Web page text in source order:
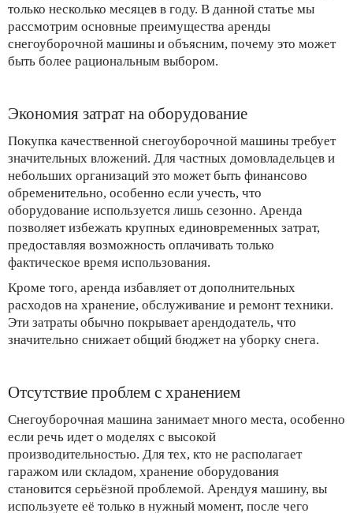
только несколько месяцев в году. В данной статье мы
рассмотрим основные преимущества аренды
снегоуборочной машины и объясним, почему это может
быть более рациональным выбором.
Экономия затрат на оборудование
Покупка качественной снегоуборочной машины требует
значительных вложений. Для частных домовладельцев и
небольших организаций это может быть финансово
обременительно, особенно если учесть, что
оборудование используется лишь сезонно. Аренда
позволяет избежать крупных единовременных затрат,
предоставляя возможность оплачивать только
фактическое время использования.
Кроме того, аренда избавляет от дополнительных
расходов на хранение, обслуживание и ремонт техники.
Эти затраты обычно покрывает арендодатель, что
значительно снижает общий бюджет на уборку снега.
Отсутствие проблем с хранением
Снегоуборочная машина занимает много места, особенно
если речь идет о моделях с высокой
производительностью. Для тех, кто не располагает
гаражом или складом, хранение оборудования
становится серьёзной проблемой. Арендуя машину, вы
используете её только в нужный момент, после чего